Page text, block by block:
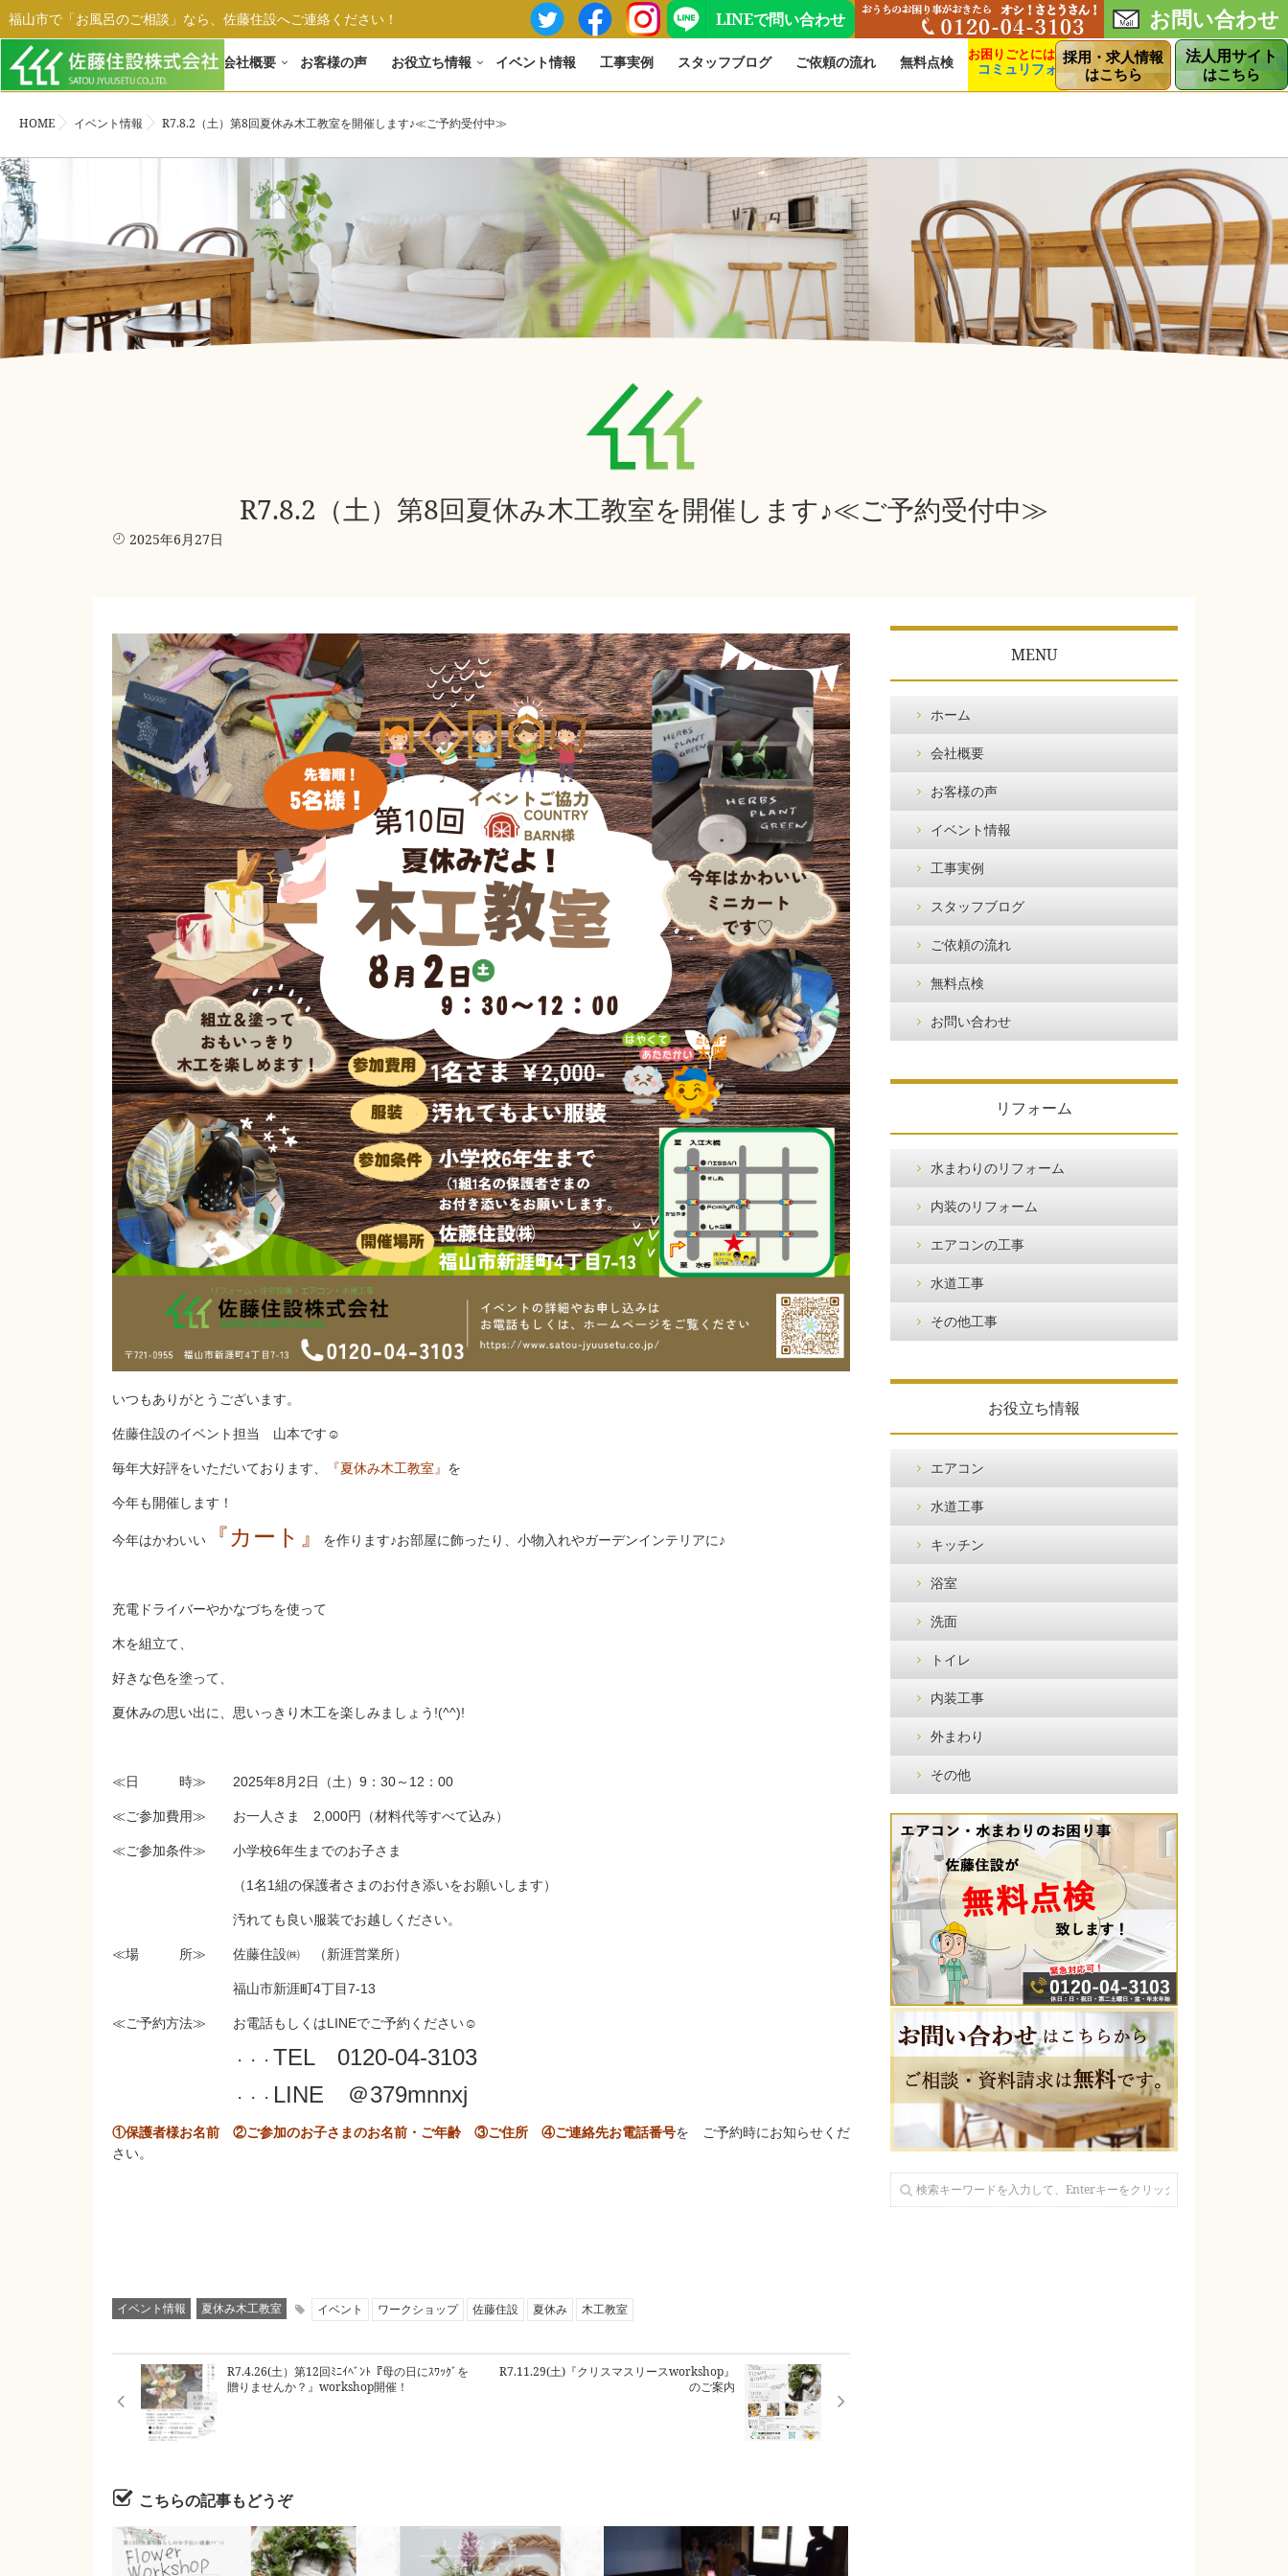
福山市で「お風呂のご相談」なら、佐藤住設へご連絡ください！ LINEで問い合わせ お問い合わせ
採用・求人情報
はこちら
法人用サイト
はこちら
ホーム 会社概要 お客様の声 お役立ち情報 イベント情報 工事実例 スタッフブログ ご依頼の流れ 無料点検 コミュリフォ ショップ
HOME イベント情報 R7.8.2（土）第8回夏休み木工教室を開催します♪≪ご予約受付中≫
R7.8.2（土）第8回夏休み木工教室を開催します♪≪ご予約受付中≫
2025年6月27日
いつもありがとうございます。
佐藤住設のイベント担当 山本です☺
毎年大好評をいただいております、 『夏休み木工教室』 を
今年も開催します！
今年はかわいい 『カート』 を作ります♪お部屋に飾ったり、小物入れやガーデンインテリアに♪
充電ドライバーやかなづちを使って
木を組立て、
好きな色を塗って、
夏休みの思い出に、思いっきり木工を楽しみましょう!(^^)!
≪日 時≫ 2025年8月2日（土）9：30～12：00
≪ご参加費用≫ お一人さま 2,000円（材料代等すべて込み）
≪ご参加条件≫ 小学校6年生までのお子さま
（1名1組の保護者さまのお付き添いをお願いします）
汚れても良い服装でお越しください。
≪場 所≫ 佐藤住設㈱ （新涯営業所）
福山市新涯町4丁目7-13
≪ご予約方法≫ お電話もしくはLINEでご予約ください☺
・・・ TEL 0120-04-3103
・・・ LINE ＠379mnnxj
①保護者様お名前 ②ご参加のお子さまのお名前・ご年齢 ③ご住所 ④ご連絡先お電話番号を ご予約時にお知らせくだ
さい。
イベント情報 夏休み木工教室 イベント ワークショップ 佐藤住設 夏休み 木工教室
R7.4.26(土）第12回ﾐﾆｲﾍﾞﾝﾄ『母の日にｽﾜｯｸﾞを
贈りませんか？』workshop開催！
R7.11.29(土)『クリスマスリースworkshop』
のご案内
こちらの記事もどうぞ
MENU
ホーム
会社概要
お客様の声
イベント情報
工事実例
スタッフブログ
ご依頼の流れ
無料点検
お問い合わせ
リフォーム
水まわりのリフォーム
内装のリフォーム
エアコンの工事
水道工事
その他工事
お役立ち情報
エアコン
水道工事
キッチン
浴室
洗面
トイレ
内装工事
外まわり
その他